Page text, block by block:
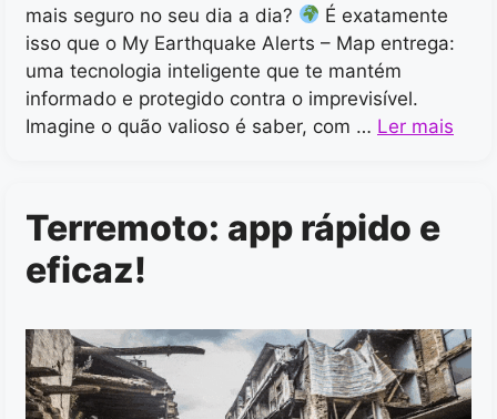
mais seguro no seu dia a dia?
É exatamente
isso que o My Earthquake Alerts – Map entrega:
uma tecnologia inteligente que te mantém
informado e protegido contra o imprevisível.
Imagine o quão valioso é saber, com … Ler mais
Terremoto: app rápido e
eficaz!